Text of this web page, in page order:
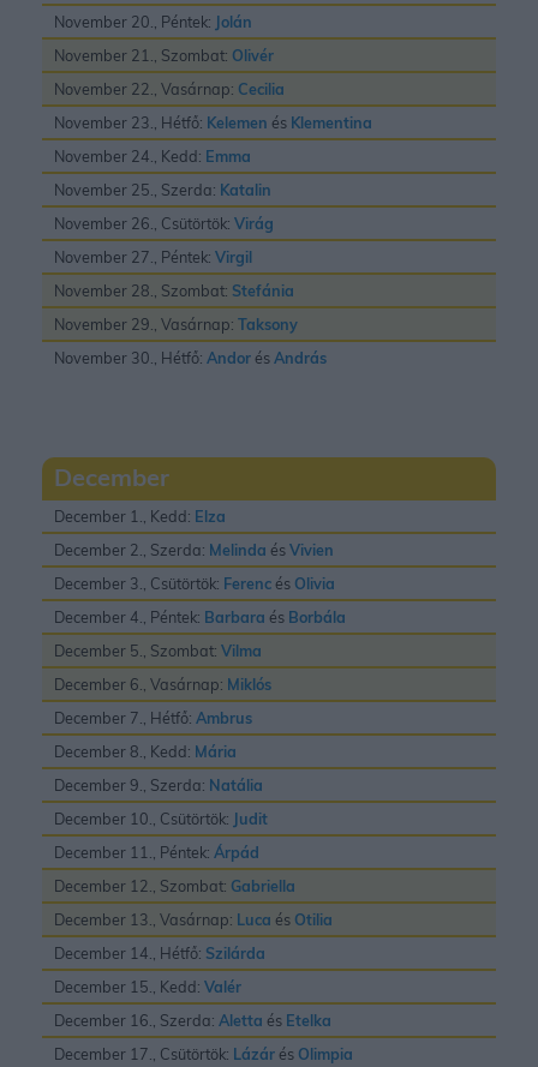
November 20., Péntek: Jolán
November 21., Szombat: Olivér
November 22., Vasárnap: Cecilia
November 23., Hétfő: Kelemen és Klementina
November 24., Kedd: Emma
November 25., Szerda: Katalin
November 26., Csütörtök: Virág
November 27., Péntek: Virgil
November 28., Szombat: Stefánia
November 29., Vasárnap: Taksony
November 30., Hétfő: Andor ésAndrás
December
December 1., Kedd: Elza
December 2., Szerda: Melinda ésVivien
December 3., Csütörtök: Ferenc és Olivia
December 4., Péntek: Barbara és Borbála
December 5., Szombat: Vilma
December 6., Vasárnap: Miklós
December 7., Hétfő: Ambrus
December 8., Kedd: Mária
December 9., Szerda: Natália
December 10., Csütörtök: Judit
December 11., Péntek: Árpád
December 12., Szombat: Gabriella
December 13., Vasárnap: Luca és Otilia
December 14., Hétfő: Szilárda
December 15., Kedd: Valér
December 16., Szerda: Aletta és Etelka
December 17., Csütörtök: Lázár és Olimpia